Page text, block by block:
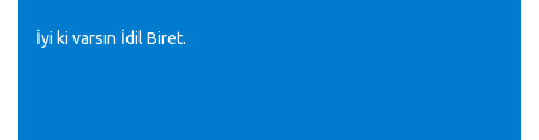
İyi ki varsın İdil Biret.